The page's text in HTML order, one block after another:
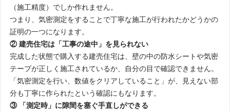
（施工精度）でしか作れません。
つまり、気密測定をすることで丁寧な施工が行われたかどうかの
証明の一つになります。
② 建売住宅は「工事の途中」を見られない
完成した状態で購入する建売住宅は、壁の中の防水シートや気密
テープが正しく施工されているか、自分の目で確認できません。
「気密測定を行い、数値をクリアしていること」が、見えない部
分も丁寧に作られたという確認にもなります。
③ 「測定時」に隙間を塞ぐ手直しができる